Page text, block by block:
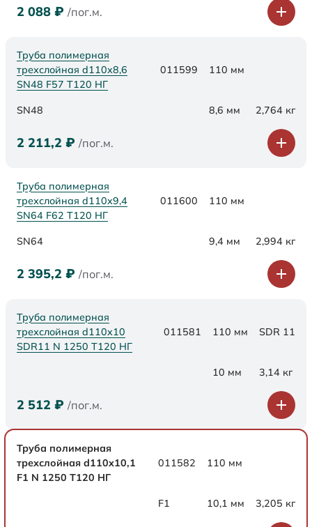
2 088 ₽ /пог.м.
Труба полимерная
трехслойная d110х8,6
SN48 F57 Т120 НГ
011599 110 мм
SN48 8,6 мм 2,764 кг
2 211,2 ₽ /пог.м.
Труба полимерная
трехслойная d110х9,4
SN64 F62 Т120 НГ
011600 110 мм
SN64 9,4 мм 2,994 кг
2 395,2 ₽ /пог.м.
Труба полимерная
трехслойная d110x10
SDR11 N 1250 Т120 НГ
011581 110 мм SDR 11
10 мм 3,14 кг
2 512 ₽ /пог.м.
Труба полимерная
трехслойная d110x10,1
F1 N 1250 Т120 НГ
011582 110 мм
F1 10,1 мм 3,205 кг